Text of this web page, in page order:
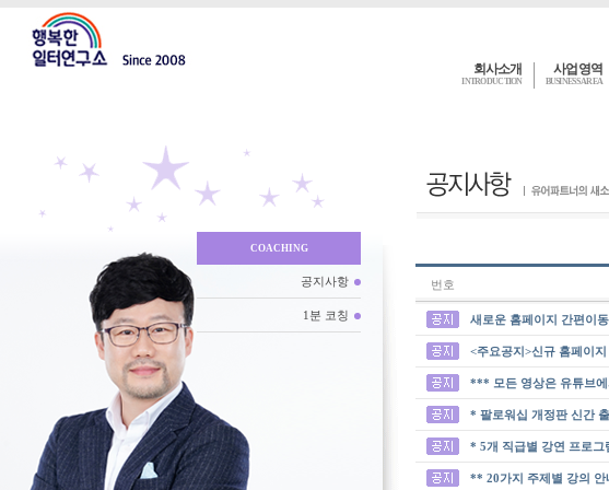
회사소개
INTRODUCTION
사업영역
BUSINESS AREA
COACHING
공지사항
1분 코칭
번호
새로운 홈페이지 간편이동
<주요공지>신규 홈페이
*** 모든 영상은 유튜브
* 팔로워십 개정판 신간
* 5개 직급별 강연 프로그
** 20가지 주제별 강의